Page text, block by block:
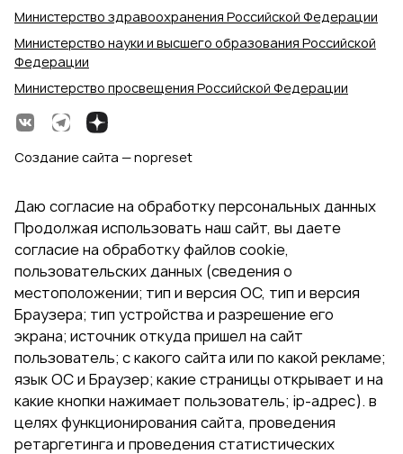
Министерство здравоохранения Российской Федерации
Министерство науки и высшего образования Российской
Федерации
Министерство просвещения Российской Федерации
Создание сайта — nopreset
Даю согласие на обработку персональных данных
Продолжая использовать наш сайт, вы даете
согласие на обработку файлов cookie,
пользовательских данных (сведения о
местоположении; тип и версия ОС, тип и версия
Браузера; тип устройства и разрешение его
экрана; источник откуда пришел на сайт
пользователь; с какого сайта или по какой рекламе;
язык ОС и Браузер; какие страницы открывает и на
какие кнопки нажимает пользователь; ip-адрес). в
целях функционирования сайта, проведения
ретаргетинга и проведения статистических